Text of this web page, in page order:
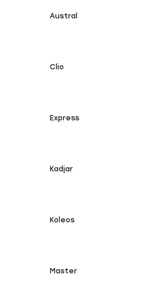
Austral
Clio
Express
Kadjar
Koleos
Master